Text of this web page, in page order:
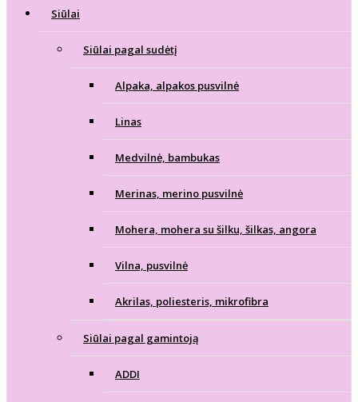
Siūlai
Siūlai pagal sudėtį
Alpaka, alpakos pusvilnė
Linas
Medvilnė, bambukas
Merinas, merino pusvilnė
Mohera, mohera su šilku, šilkas, angora
Vilna, pusvilnė
Akrilas, poliesteris, mikrofibra
Siūlai pagal gamintoją
ADDI